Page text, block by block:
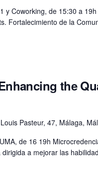
y Coworking, de 15:30 a
Fortalecimiento de la
the
Pasteur, 47, Málaga,
de 16 19h
a mejorar las